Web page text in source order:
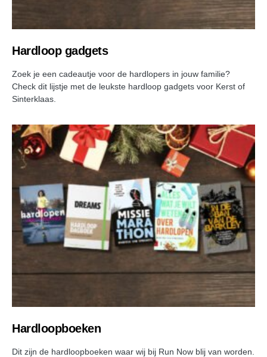
Hardloop gadgets
Zoek je een cadeautje voor de hardlopers in jouw familie?
Check dit lijstje met de leukste hardloop gadgets voor Kerst of
Sinterklaas.
Hardloopboeken
Dit zijn de hardloopboeken waar wij bij Run Now blij van worden.